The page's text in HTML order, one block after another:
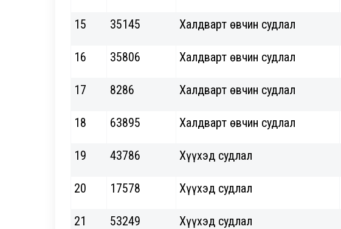
15 35145 Халдварт өвчин судлал
16 35806 Халдварт өвчин судлал
17 8286 Халдварт өвчин судлал
18 63895 Халдварт өвчин судлал
19 43786 Хүүхэд судлал
20 17578 Хүүхэд судлал
21 53249 Хүүхэд судлал